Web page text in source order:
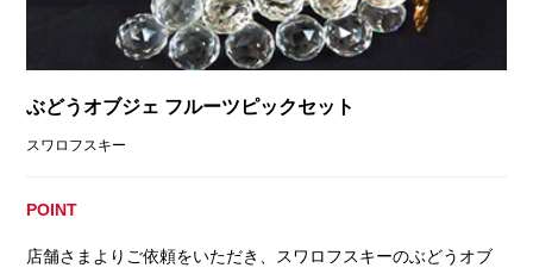
ぶどうオブジェ フルーツピックセット
スワロフスキー
POINT
店舗さまよりご依頼をいただき、スワロフスキーのぶどうオブ